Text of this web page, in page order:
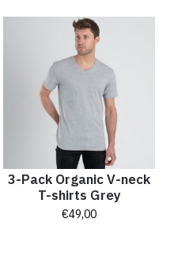
3-Pack Organic V-neck
T-shirts Grey
€49,00